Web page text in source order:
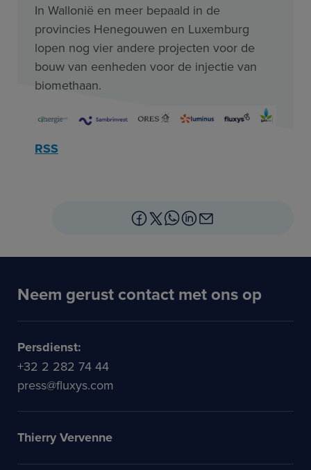
In Wallonië en meer bepaald in de
provincies Henegouwen en Luxemburg
lopen nog vier andere projecten voor de
bouw van eenheden voor de injectie van
biomethaan.
RSS
Neem gerust contact met ons op
Persdienst:
+32 2 282 74 44
press@fluxys.com
Thierry Vervenne